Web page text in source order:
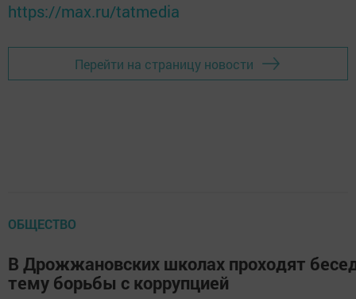
https://max.ru/tatmedia
Перейти на страницу новости
ОБЩЕСТВО
В Дрожжановских школах проходят
тему борьбы с коррупцией